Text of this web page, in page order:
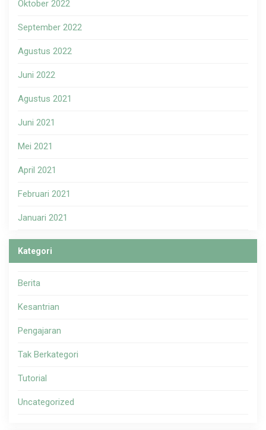
Oktober 2022
September 2022
Agustus 2022
Juni 2022
Agustus 2021
Juni 2021
Mei 2021
April 2021
Februari 2021
Januari 2021
Kategori
Berita
Kesantrian
Pengajaran
Tak Berkategori
Tutorial
Uncategorized